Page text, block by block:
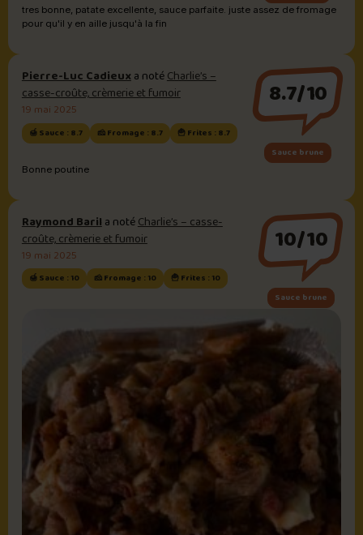
tres bonne, patate excellente, sauce parfaite. juste assez de fromage
pour qu'il y en aille jusqu'à la fin
Pierre-Luc Cadieuxa notéCharlie’s –
casse-croûte, crèmerie et fumoir
19 mai 2025
🍯 Sauce : 8.7 🧀 Fromage : 8.7 🍟 Frites : 8.7
8.7/10
Sauce brune
Bonne poutine
Raymond Barila notéCharlie’s – casse-
croûte, crèmerie et fumoir
19 mai 2025
🍯 Sauce : 10 🧀 Fromage : 10 🍟 Frites : 10
10/10
Sauce brune